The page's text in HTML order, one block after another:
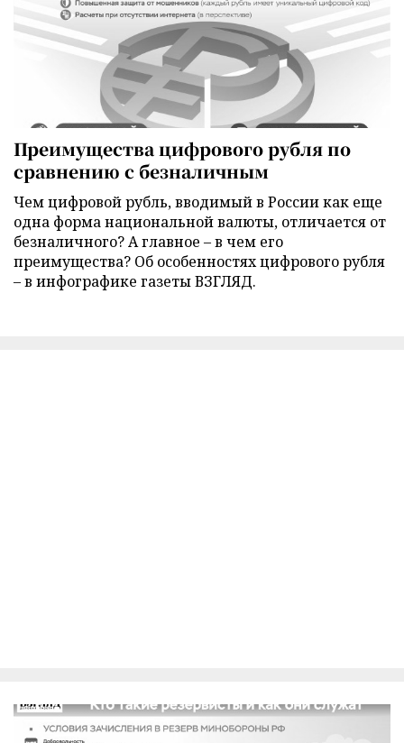
Преимущества цифрового рубля по
сравнению с безналичным
Чем цифровой рубль, вводимый в России как еще
одна форма национальной валюты, отличается от
безналичного? А главное – в чем его
преимущества? Об особенностях цифрового рубля
– в инфографике газеты ВЗГЛЯД.